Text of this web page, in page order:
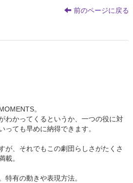
o
前のページに戻る
。
わかってくるというか、一つの役に対
っても早めに納得できます。
が、それでもこの劇団らしさがたくさ
載。
特有の動きや表現方法。